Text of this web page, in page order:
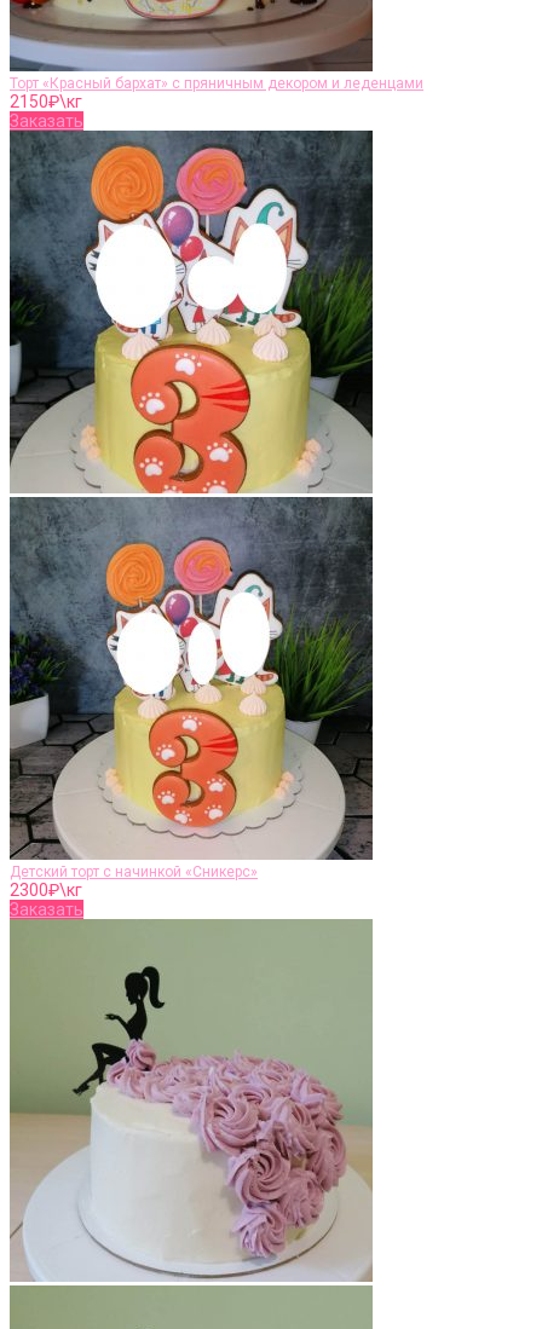
Торт «Красный бархат» с пряничным декором и леденцами
2150₽\кг
Заказать
Детский торт с начинкой «Сникерс»
2300₽\кг
Заказать